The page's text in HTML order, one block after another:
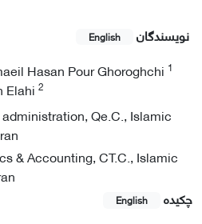
نویسندگان English
Hasan Pour Ghoroghchi 1
Elahi 2
Qe.C., Islamic
& Accounting, CT.C., Islamic
چکیده
English